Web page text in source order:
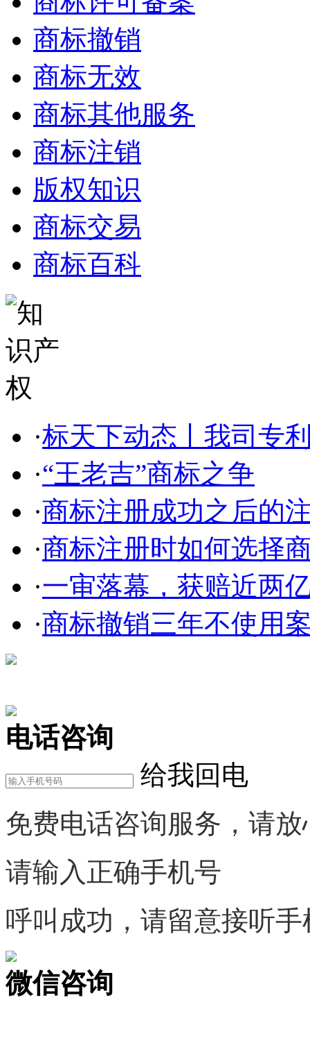
商标撤销
商标无效
商标其他服务
商标注销
版权知识
商标交易
商标百科
·标天下动态丨我司专
·“王老吉”商标之争
·商标注册成功之后的
·商标注册时如何选择
·一审落幕，获赔近两
·商标撤销三年不使用
电话咨询
给我回电
免费电话咨询服务，请放
请输入正确手机号
呼叫成功，请留意接听手
微信咨询